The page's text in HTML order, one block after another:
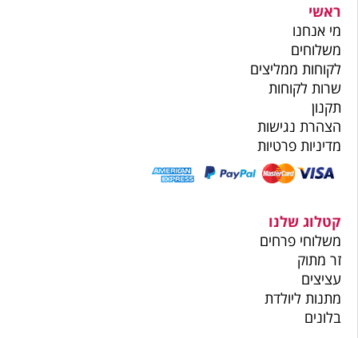
ראשי
מי אנחנו
משלוחים
לקוחות ממליצים
שרות לקוחות
תקנון
הצהרת נגישות
מדיניות פרטיות
קטלוג שלנו
משלוחי פרחים
זר מתוק
עציצים
מתנות ליולדת
בלונים